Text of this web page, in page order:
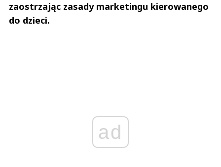
zaostrzając zasady marketingu kierowanego
do dzieci.
ad